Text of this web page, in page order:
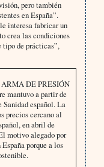
pero también
en España”.
interesa fabricar un
crea las condiciones
tipo de prácticas”,
DE PRESIÓN
mantuvo a partir de
español. La
precios cercano al
en abril de
motivo alegado por
porque a los